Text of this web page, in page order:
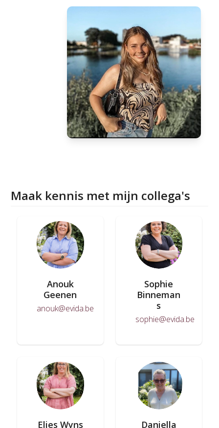
Maak kennis met mijn collega's
Anouk
Geenen
anouk@evida.be
Sophie
Binneman
s
sophie@evida.be
Elies Wyns
Daniella